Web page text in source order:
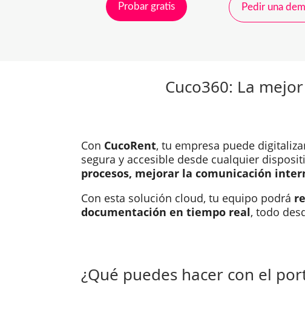
Probar gratis Pedir una
Cuco360: La
Con CucoRent, tu empresa puede
segura y accesible desde cualquier
procesos, mejorar la comunicación
Con esta solución cloud, tu equipo podrá
documentación en tiempo real, todo
¿Qué puedes hacer con el